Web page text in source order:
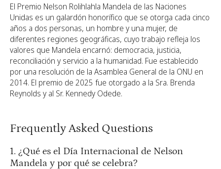
El Premio Nelson Rolihlahla Mandela de las Naciones
Unidas es un galardón honorífico que se otorga cada cinco
años a dos personas, un hombre y una mujer, de
diferentes regiones geográficas, cuyo trabajo refleja los
valores que Mandela encarnó: democracia, justicia,
reconciliación y servicio a la humanidad. Fue establecido
por una resolución de la Asamblea General de la ONU en
2014. El premio de 2025 fue otorgado a la Sra. Brenda
Reynolds y al Sr. Kennedy Odede.
Frequently Asked Questions
1. ¿Qué es el Día Internacional de Nelson
Mandela y por qué se celebra?